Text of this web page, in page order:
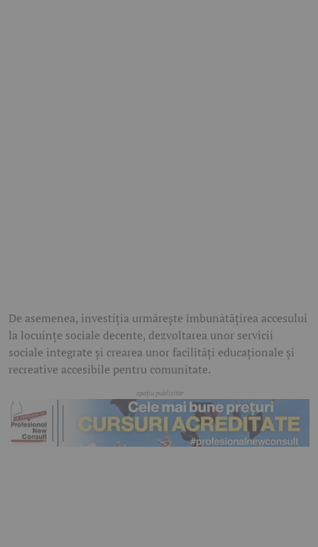
De asemenea, investiția urmărește îmbunătățirea accesului
la locuințe sociale decente, dezvoltarea unor servicii
sociale integrate și crearea unor facilități educaționale și
recreative accesibile pentru comunitate.